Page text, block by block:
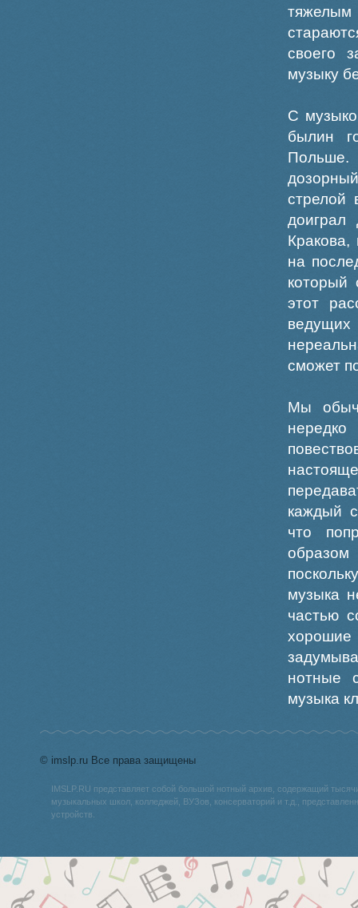
своего
музыку
С
былин
Польше.
стрелой
Кракова,
на
который
этот
сможет
Мы
каждый
что
музыка
частью
хорошие
нотные
музыка
© imslp.ru Все права защищены
IMSLP.RU представляет собой большой нотный архив, содержащий
музыкальных школ, колледжей, ВУЗов, консерваторий и т.д.,
устройств.